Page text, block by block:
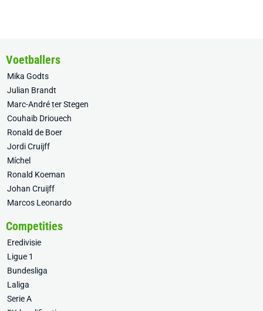
Voetballers
Mika Godts
Julian Brandt
Marc-André ter Stegen
Couhaib Driouech
Ronald de Boer
Jordi Cruijff
Míchel
Ronald Koeman
Johan Cruijff
Marcos Leonardo
Competities
Eredivisie
Ligue 1
Bundesliga
Laliga
Serie A